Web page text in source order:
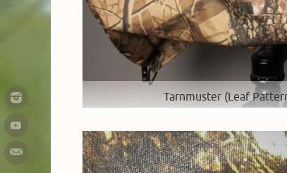
Tarnmuster (Leaf